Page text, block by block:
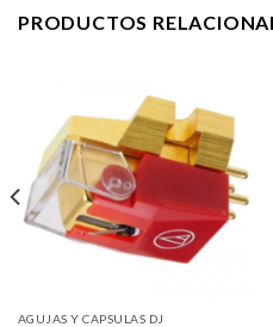
PRODUCTOS
AGUJAS Y CAPSULAS DJ